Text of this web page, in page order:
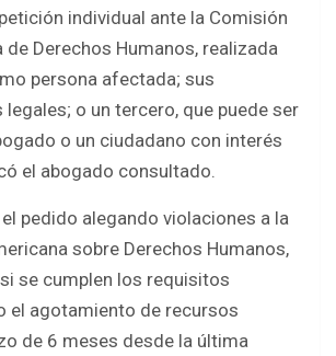
individual ante la Comisión
de Derechos Humanos, realizada
persona afectada; sus
legales; o un tercero, que puede ser
o un ciudadano con interés
el abogado consultado.
pedido alegando violaciones a la
sobre Derechos Humanos,
si se cumplen los requisitos
el agotamiento de recursos
de 6 meses desde la última